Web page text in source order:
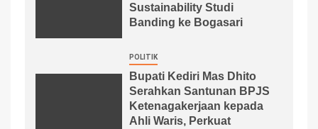
Sustainability Studi
Banding ke Bogasari
POLITIK
Bupati Kediri Mas Dhito
Serahkan Santunan BPJS
Ketenagakerjaan kepada
Ahli Waris, Perkuat